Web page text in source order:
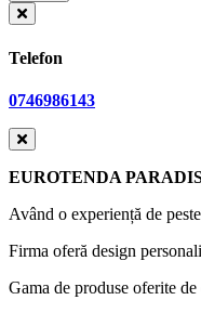
Telefon
0746986143
EUROTENDA
Având o experiență de
Firma oferă design
Gama de produse oferite de